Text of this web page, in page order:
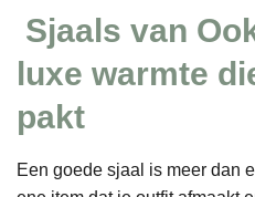
Sjaals van
luxe warmte
pakt
Een goede sjaal is meer dan